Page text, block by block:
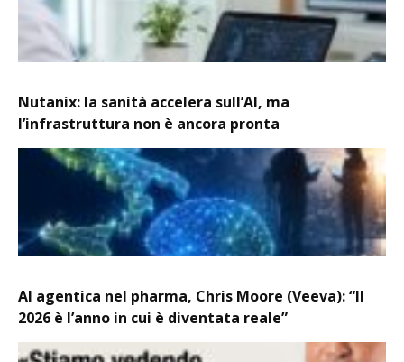
Nutanix: la sanità accelera sull’AI, ma
l’infrastruttura non è ancora pronta
AI agentica nel pharma, Chris Moore (Veeva): “Il
2026 è l’anno in cui è diventata reale”